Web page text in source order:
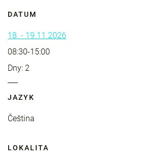
DATUM
18. - 19.11.2026
08:30-15:00
Dny: 2
JAZYK
Čeština
LOKALITA